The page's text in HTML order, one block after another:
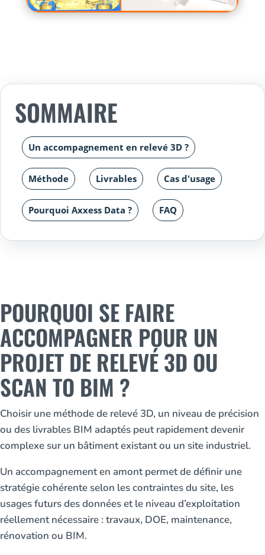
SOMMAIRE
Un accompagnement en relevé 3D ?
Méthode Livrables Cas d'usage
Pourquoi Axxess Data ? FAQ
POURQUOI SE FAIRE
ACCOMPAGNER POUR UN
PROJET DE RELEVÉ 3D OU
SCAN TO BIM ?
Choisir une méthode de relevé 3D, un niveau de précision
ou des livrables BIM adaptés peut rapidement devenir
complexe sur un bâtiment existant ou un site industriel.
Un accompagnement en amont permet de définir une
stratégie cohérente selon les contraintes du site, les
usages futurs des données et le niveau d’exploitation
réellement nécessaire : travaux, DOE, maintenance,
rénovation ou BIM.